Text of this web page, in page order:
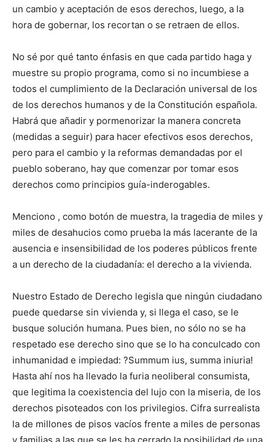
un cambio y aceptación de esos derechos, luego, a la
hora de gobernar, los recortan o se retraen de ellos.
No sé por qué tanto énfasis en que cada partido haga y
muestre su propio programa, como si no incumbiese a
todos el cumplimiento de la Declaración universal de los
de los derechos humanos y de la Constitución española.
Habrá que añadir y pormenorizar la manera concreta
(medidas a seguir) para hacer efectivos esos derechos,
pero para el cambio y la reformas demandadas por el
pueblo soberano, hay que comenzar por tomar esos
derechos como principios guía-inderogables.
Menciono , como botón de muestra, la tragedia de miles y
miles de desahucios como prueba la más lacerante de la
ausencia e insensibilidad de los poderes públicos frente
a un derecho de la ciudadanía: el derecho a la vivienda.
Nuestro Estado de Derecho legisla que ningún ciudadano
puede quedarse sin vivienda y, si llega el caso, se le
busque solución humana. Pues bien, no sólo no se ha
respetado ese derecho sino que se lo ha conculcado con
inhumanidad e impiedad: ?Summum ius, summa iniuria!
Hasta ahí nos ha llevado la furia neoliberal consumista,
que legitima la coexistencia del lujo con la miseria, de los
derechos pisoteados con los privilegios. Cifra surrealista
la de millones de pisos vacíos frente a miles de personas